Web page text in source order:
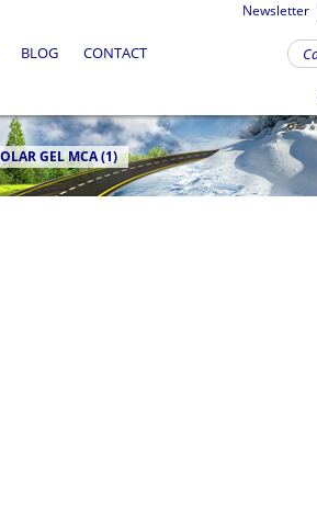
Newsletter
BLOG CONTACT
GEL MCA (1)